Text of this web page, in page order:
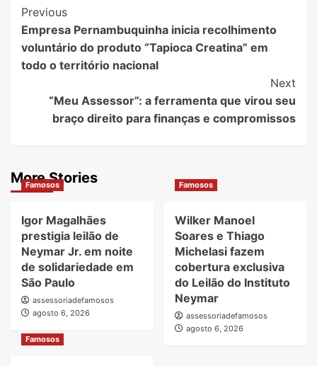
Post
Navigation
Previous
Empresa Pernambuquinha inicia recolhimento
voluntário do produto “Tapioca Creatina” em
todo o território nacional
Next
“Meu Assessor”: a ferramenta que virou seu
braço direito para finanças e compromissos
More Stories
Famosos
Igor Magalhães
prestigia leilão de
Neymar Jr. em noite
de solidariedade em
São Paulo
assessoriadefamosos
agosto 6, 2026
Famosos
Wilker Manoel
Soares e Thiago
Michelasi fazem
cobertura exclusiva
do Leilão do Instituto
Neymar
assessoriadefamosos
agosto 6, 2026
Famosos